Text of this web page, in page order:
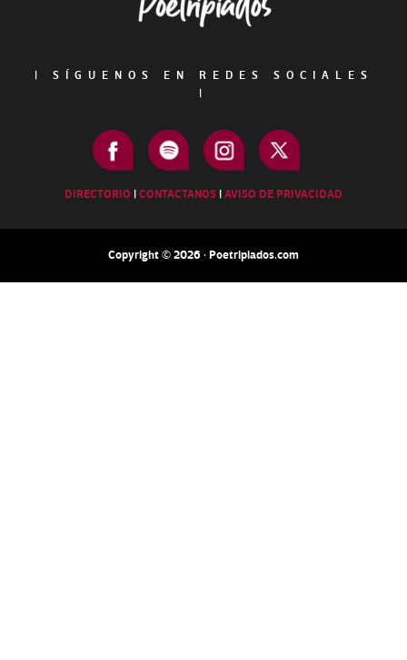
|
SÍGUENOS EN REDES SOCIALES
|
DIRECTORIO |CONTACTANOS |AVISO DE PRIVACIDAD
Copyright © 2026 · Poetripiados.com